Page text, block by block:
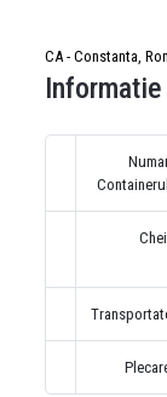
CA - Constanta,